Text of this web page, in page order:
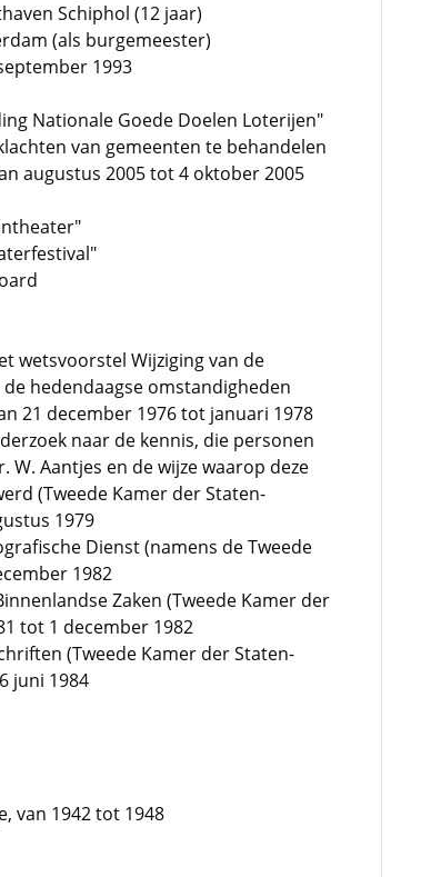
Schiphol (12 jaar)
(als burgemeester)
1993
Nationale Goede Doelen Loterijen"
van gemeenten te behandelen
augustus 2005 tot 4 oktober 2005
wetsvoorstel Wijziging van de
hedendaagse omstandigheden
21 december 1976 tot januari 1978
naar de kennis, die personen
Aantjes en de wijze waarop deze
(Tweede Kamer der Staten-
1979
Dienst (namens de Tweede
1982
Zaken (Tweede Kamer der
tot 1 december 1982
(Tweede Kamer der Staten-
juni 1984
van 1942 tot 1948